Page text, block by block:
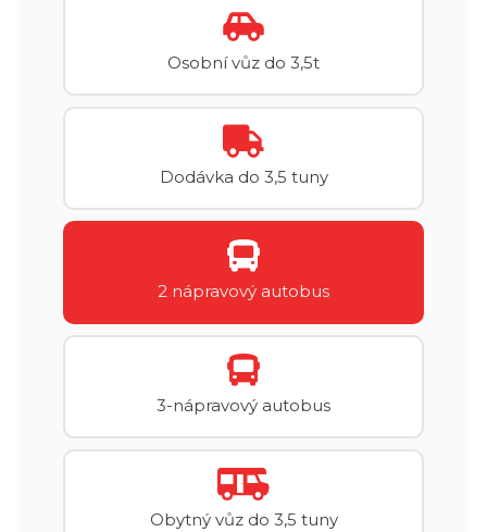
Osobní vůz do 3,5t
Dodávka do 3,5 tuny
2 nápravový autobus
3-nápravový autobus
Obytný vůz do 3,5 tuny